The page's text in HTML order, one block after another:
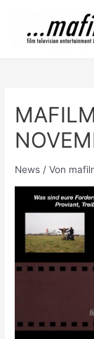
springen
News / Von